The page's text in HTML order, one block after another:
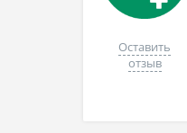
Оставить
отзыв